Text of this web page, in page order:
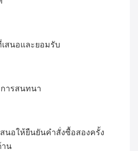
สนอและยอมรับ
ารสนทนา
สนอให้ยืนยันคำสั่งซื้อสองครั้ง
าน